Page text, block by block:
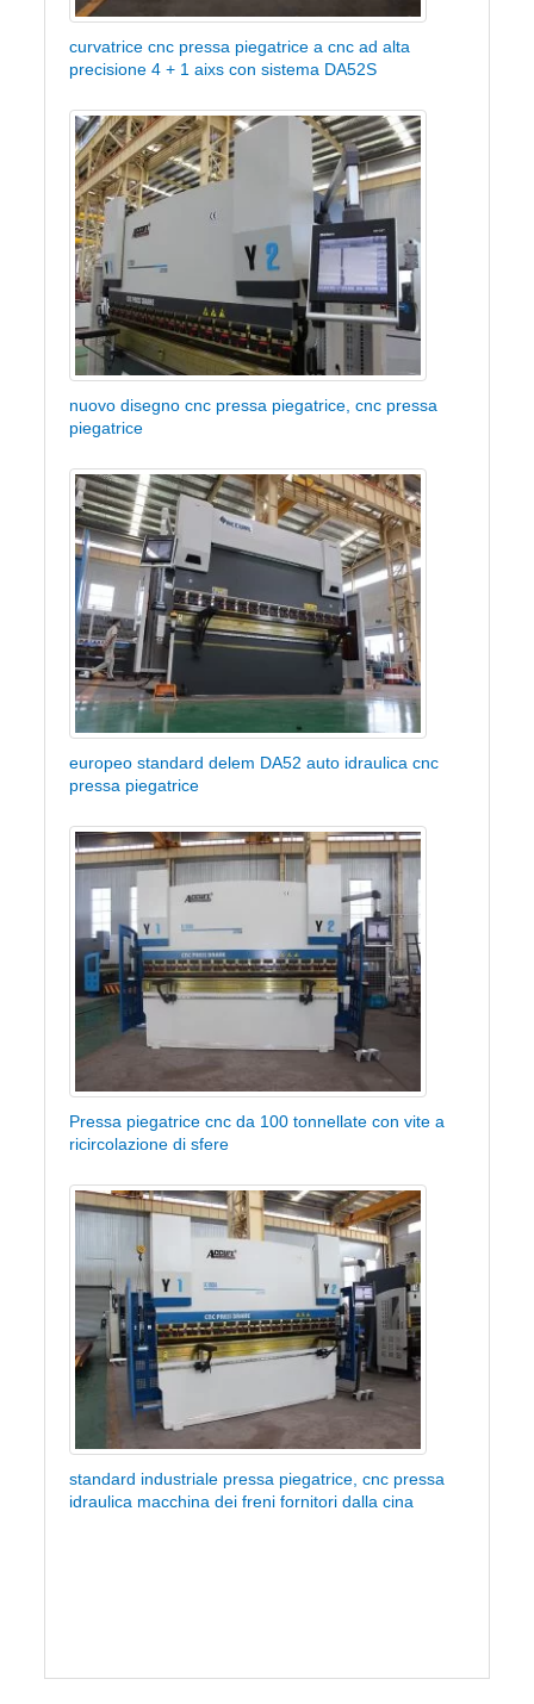
curvatrice cnc pressa piegatrice a cnc ad alta
precisione 4 + 1 aixs con sistema DA52S
nuovo disegno cnc pressa piegatrice, cnc pressa
piegatrice
europeo standard delem DA52 auto idraulica cnc
pressa piegatrice
Pressa piegatrice cnc da 100 tonnellate con vite a
ricircolazione di sfere
standard industriale pressa piegatrice, cnc pressa
idraulica macchina dei freni fornitori dalla cina